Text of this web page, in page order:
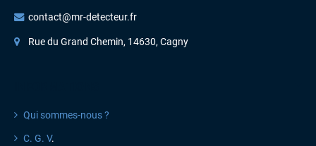
contact@mr-detecteur.fr
Rue du Grand Chemin, 14630, Cagny
Qui sommes-nous ?
C. G. V.